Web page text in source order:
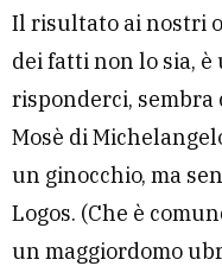
Il risultato ai nostri
dei fatti non lo sia,
risponderci, sembra
Mosè di
un ginocchio, ma
Logos. (Che è
un maggiordomo